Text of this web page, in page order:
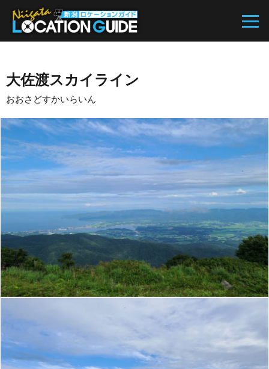
大佐渡スカイライン
おおさどすかいらいん